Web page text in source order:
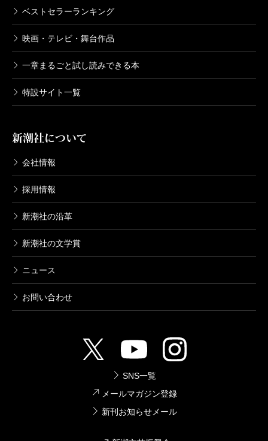
ベストセラーランキング
映画・テレビ・舞台作品
一章まるごと試し読みできる本
特設サイト一覧
新潮社について
会社情報
採用情報
新潮社の沿革
新潮社の文学賞
ニュース
お問い合わせ
SNS一覧
メールマガジン登録
新刊お知らせメール